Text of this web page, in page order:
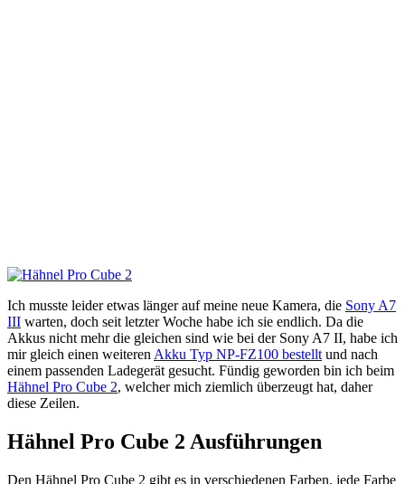
Ich musste leider etwas länger auf meine neue Kamera, die Sony A7
III warten, doch seit letzter Woche habe ich sie endlich. Da die
Akkus nicht mehr die gleichen sind wie bei der Sony A7 II, habe ich
mir gleich einen weiteren Akku Typ NP-FZ100 bestellt und nach
einem passenden Ladegerät gesucht. Fündig geworden bin ich beim
Hähnel Pro Cube 2, welcher mich ziemlich überzeugt hat, daher
diese Zeilen.
Hähnel Pro Cube 2 Ausführungen
Den Hähnel Pro Cube 2 gibt es in verschiedenen Farben, jede Farbe